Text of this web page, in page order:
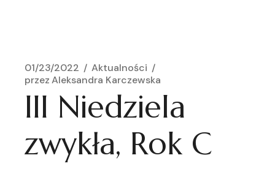
01/23/2022
Aktualności
przez Aleksandra Karczewska
III Niedziela
zwykła, Rok C